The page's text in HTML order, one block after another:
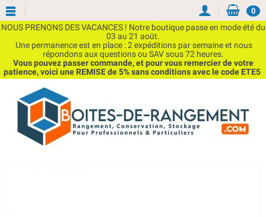
NOUS PRENONS DES VACANCES ! Notre boutique passe en mode été du
03 au 21 août.
Une permanence est en place : 2 expéditions par semaine et nous
répondons aux questions ou SAV sous 72 heures.
Vous pouvez passer commande, et pour vous remercier de votre
patience, voici une REMISE de 5% sans conditions avec le code ETE5
0